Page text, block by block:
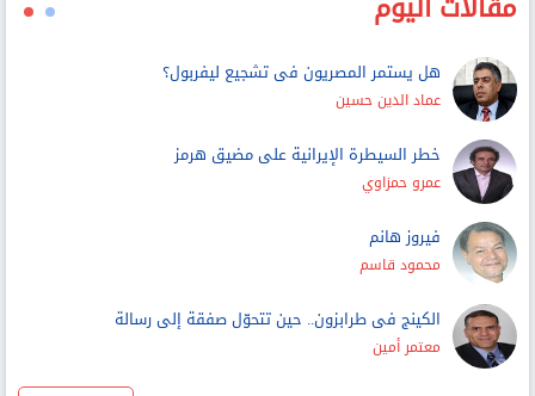
مقالات اليوم
هل يستمر المصريون فى تشجيع ليفربول؟
خطر السيطرة الإيرانية على مضيق هرمز
عمرو حمزاوي
فيروز هانم
محمود قاسم
الكينج فى طرابزون.. حين تتحوّل صفقة إلى رسالة